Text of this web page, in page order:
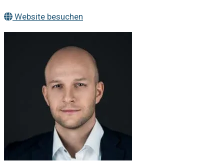
Website besuchen